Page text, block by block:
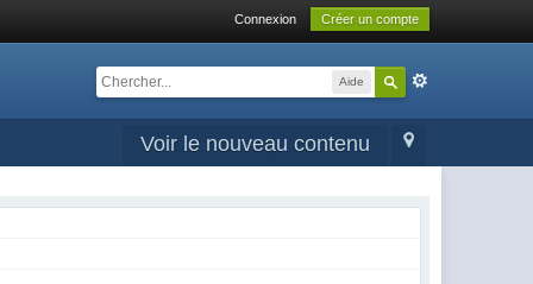
Connexion Créer un compte
Aide
Voir le nouveau contenu